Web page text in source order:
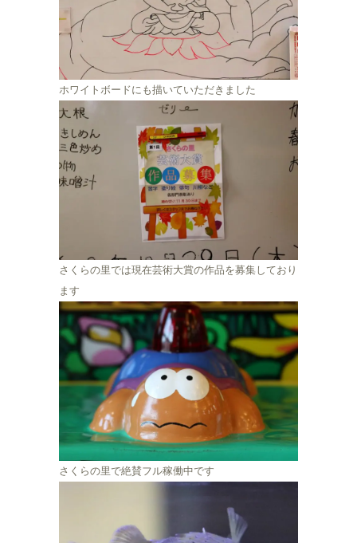
ホワイトボードにも描いていただきました
さくらの里では現在芸術大賞の作品を募集しており
ます
さくらの里で絶賛フル稼働中です